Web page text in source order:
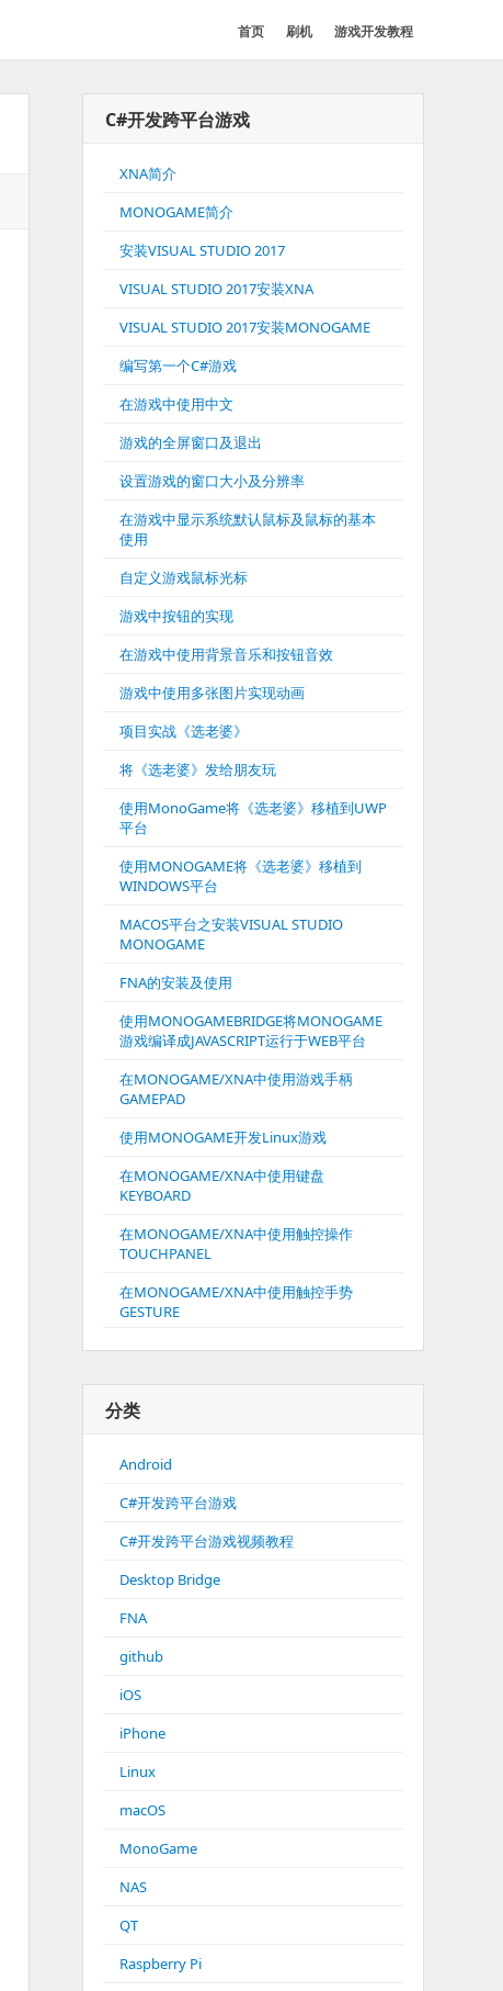
首页 刷机 游戏开发教程
C#开发跨平台游戏
XNA简介
MONOGAME简介
安装VISUAL STUDIO 2017
VISUAL STUDIO 2017安装XNA
VISUAL STUDIO 2017安装MONOGAME
编写第一个C#游戏
在游戏中使用中文
游戏的全屏窗口及退出
设置游戏的窗口大小及分辨率
在游戏中显示系统默认鼠标及鼠标的基本
使用
自定义游戏鼠标光标
游戏中按钮的实现
在游戏中使用背景音乐和按钮音效
游戏中使用多张图片实现动画
项目实战《选老婆》
将《选老婆》发给朋友玩
使用MonoGame将《选老婆》移植到UWP
平台
使用MONOGAME将《选老婆》移植到
WINDOWS平台
MACOS平台之安装VISUAL STUDIO
MONOGAME
FNA的安装及使用
使用MONOGAMEBRIDGE将MONOGAME
游戏编译成JAVASCRIPT运行于WEB平台
在MONOGAME/XNA中使用游戏手柄
GAMEPAD
使用MONOGAME开发Linux游戏
在MONOGAME/XNA中使用键盘
KEYBOARD
在MONOGAME/XNA中使用触控操作
TOUCHPANEL
在MONOGAME/XNA中使用触控手势
GESTURE
分类
Android
C#开发跨平台游戏
C#开发跨平台游戏视频教程
Desktop Bridge
FNA
github
iOS
iPhone
Linux
macOS
MonoGame
NAS
QT
Raspberry Pi